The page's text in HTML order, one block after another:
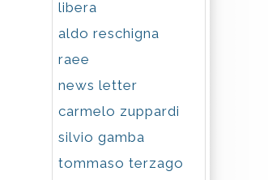
libera
aldo reschigna
raee
news letter
carmelo zuppardi
silvio gamba
tommaso terzago